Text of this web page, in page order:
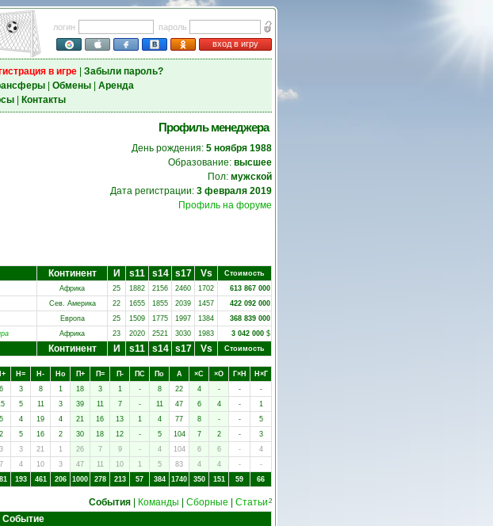
логин
пароль
вход в игру
в игре| Забыли пароль?
| Обмены| Аренда
| Контакты
Профиль менеджера
День рождения: 5 ноября 1988
Образование: высшее
Пол: мужской
Дата регистрации: 3 февраля 2019
Профиль на форуме
Континент И s11 s14 s17 Vs
Стоимость
Африка 25 1882 2156 2460 1702
613 867 000
Сев. Америка 22 1655 1855 2039 1457
422 092 000
Европа 25 1509 1775 1997 1384
368 839 000
Африка 23 2020 2521 3030 1983 3 042 000 $
Континент И s11 s14 s17 Vs Стоимость
Н= Н- Нo П+ П= П- ПC Пo А ×C ×O Г×Н
Н×Г
6 3 8 1 18 3 1 - 8 22 4 - -
-
5 11 3 39 11 7 - 11 47 6 4 -
1
5 4 19 4 21 16 13 1 4 77 8 - -
5
2 5 16 2 30 18 12 - 5 104 7 2 -
3
3 3 21 1 26 7 9 - 4 104 6 6 -
4
7 4 10 3 47 11 10 1 5 83 4 4 -
-
193 461 206 1000 278 213 57 384 1740 350 151 59 66
События Команды Сборные Статьи 2
Событие